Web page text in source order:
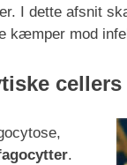
I dette afsnit
kæmper mod
.